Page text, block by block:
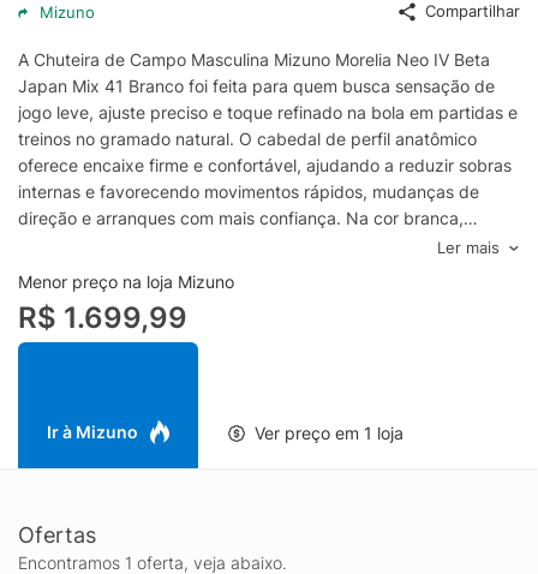
Mizuno Compartilhar
A Chuteira de Campo Masculina Mizuno Morelia Neo IV Beta
Japan Mix 41 Branco foi feita para quem busca sensação de
jogo leve, ajuste preciso e toque refinado na bola em partidas e
treinos no gramado natural. O cabedal de perfil anatômico
oferece encaixe firme e confortável, ajudando a reduzir sobras
internas e favorecendo movimentos rápidos, mudanças de
direção e arranques com mais confiança. Na cor branca,
entrega visual clássico e esportivo, fácil de combinar com
diferentes uniformes.
O solado Japan Mix é indicado especialmente para campos de
grama natural, incluindo condições mais macias, pois combina
diferentes tipos de travas para melhorar a tração, a
suporte, favorecendo jogadores que valorizam agilidade sem
Ler mais
Menor preço na loja Mizuno
R$ 1.699,99
Ir à Mizuno Ver preço em 1 loja
Ofertas
Encontramos 1 oferta, veja abaixo.